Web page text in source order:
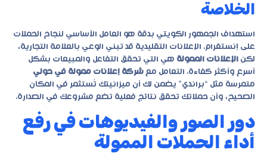
الخلاصة
استهداف الجمهور الكويتي بدقة هو العامل الأساسي لنجاح الحملات
على إنستغرام. الإعلانات التقليدية قد تبني الوعي بالعلامة التجارية،
لكن الإعلانات الممولة هي التي تحقق التفاعل والمبيعات بشكل
أسرع وأكثر كفاءة. التعامل مع شركة إعلانات ممولة في حولي
متمرسة مثل “براندي” يضمن لك أن ميزانيتك تُستثمر في المكان
الصحيح، وأن حملاتك تحقق نتائج فعلية تضع مشروعك في الصدارة.
دور الصور والفيديوهات في رفع
أداء الحملات الممولة